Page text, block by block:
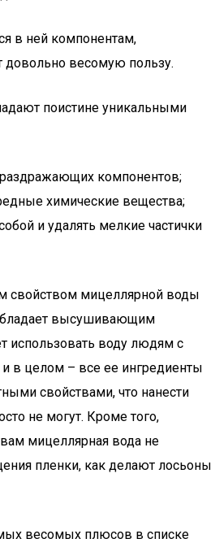
в ней компонентам,
довольно весомую пользу.
поистине уникальными
компонентов;
химические вещества;
и удалять мелкие частички
свойством мицеллярной воды
высушивающим
использовать воду людям с
в целом – все ее ингредиенты
свойствами, что нанести
не могут. Кроме того,
мицеллярная вода не
пленки, как делают лосьоны
весомых плюсов в списке